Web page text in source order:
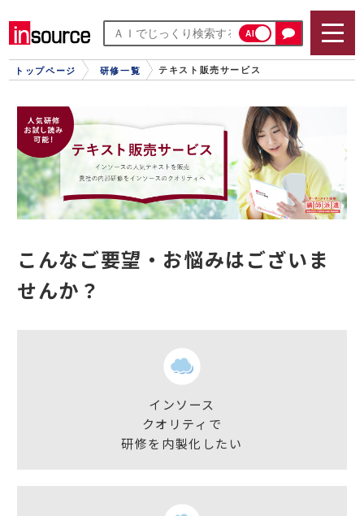
AI
トップページ 研修一覧 テキスト販売サービス
こんなご要望・お悩みはございま
せんか？
インソース
クオリティで
研修を内製化したい